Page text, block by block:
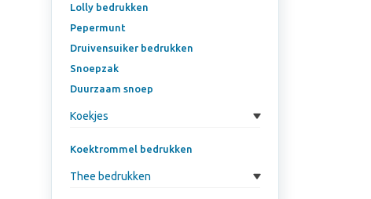
Lolly bedrukken
Pepermunt
Druivensuiker bedrukken
Snoepzak
Duurzaam snoep
Koekjes
Koektrommel bedrukken
Thee bedrukken